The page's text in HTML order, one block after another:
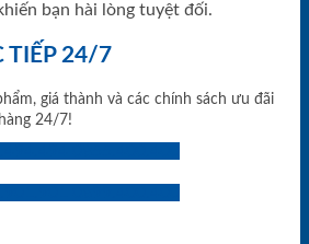
bạn hài lòng tuyệt đối.
TIẾP 24/7
giá thành và các chính sách ưu đãi
24/7!